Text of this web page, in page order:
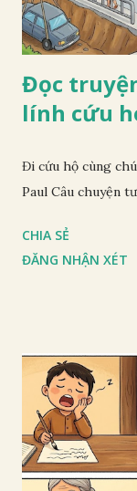
Đọc
lính cứu
Đi cứu hộ cùng
Paul Câu chuyện
CHIA SẺ
ĐĂNG NHẬN XÉT